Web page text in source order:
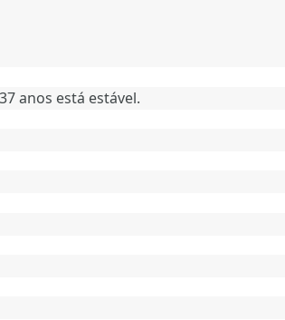
anos está estável.